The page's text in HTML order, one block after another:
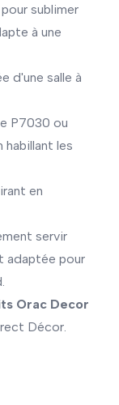
sublimer
à une
d'une salle à
P7030 ou
habillant les
en
servir
adaptée pour
Orac Decor
Décor.